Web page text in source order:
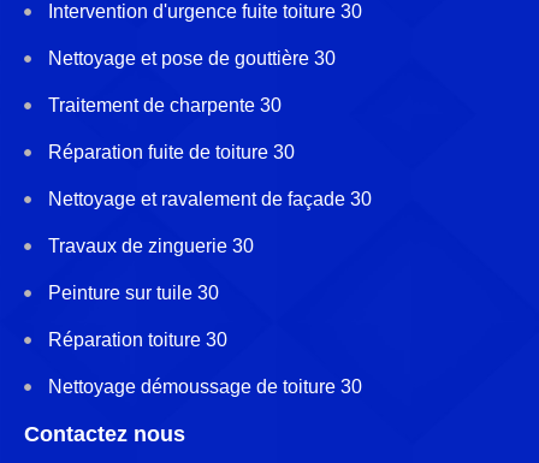
Intervention d'urgence fuite toiture 30
Nettoyage et pose de gouttière 30
Traitement de charpente 30
Réparation fuite de toiture 30
Nettoyage et ravalement de façade 30
Travaux de zinguerie 30
Peinture sur tuile 30
Réparation toiture 30
Nettoyage démoussage de toiture 30
Contactez nous